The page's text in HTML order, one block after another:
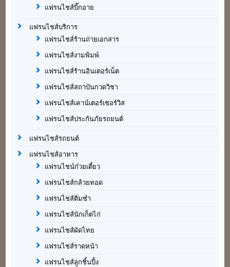
แฟรนไชส์บิ๊กอาย
แฟรนไชส์บริการ
แฟรนไชส์ร้านถ่ายเอกสาร
แฟรนไชส์งามพิมพ์
แฟรนไชส์ร้านอินเตอร์เน็ต
แฟรนไชส์สถาบันกวดวิชา
แฟรนไชส์เคาน์เตอร์เซอร์วิส
แฟรนไชส์ประกันภัยรถยนต์
แฟรนไชส์รถยนต์
แฟรนไชส์อาหาร
แฟรนไชน์ก๋วยเตี๋ยว
แฟรนไชส์กล้วยทอด
แฟรนไชส์ติ่มซำ
แฟรนไชส์นักเก็ตไก่
แฟรนไชส์ผัดไทย
แฟรนไชส์ราดหน้า
แฟรนไชส์ลูกชิ้นปิ้ง